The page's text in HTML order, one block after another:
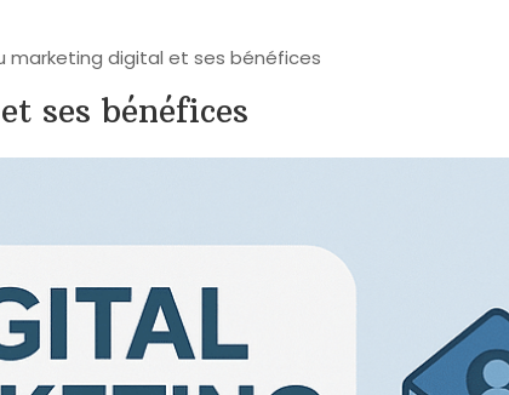
marketing digital et ses bénéfices
ses bénéfices